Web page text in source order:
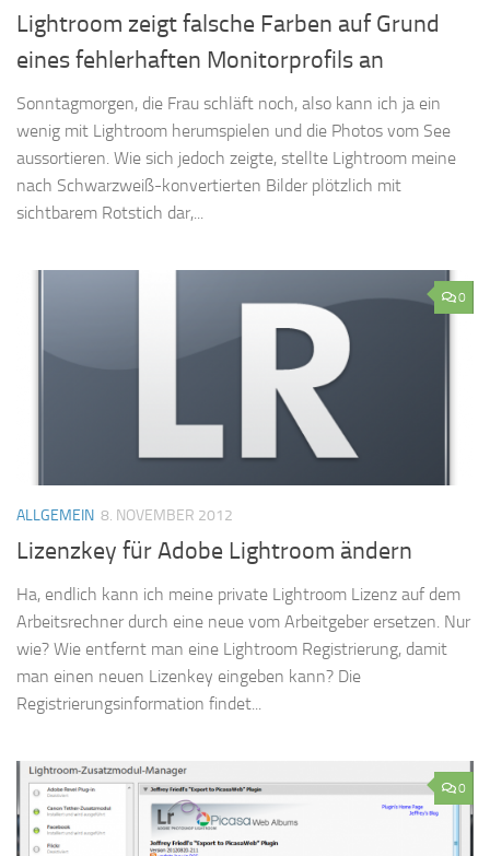
Lightroom zeigt falsche Farben auf Grund
eines fehlerhaften Monitorprofils an
Sonntagmorgen, die Frau schläft noch, also kann ich ja ein
wenig mit Lightroom herumspielen und die Photos vom See
aussortieren. Wie sich jedoch zeigte, stellte Lightroom meine
nach Schwarzweiß-konvertierten Bilder plötzlich mit
sichtbarem Rotstich dar,...
0
ALLGEMEIN 8. NOVEMBER 2012
Lizenzkey für Adobe Lightroom ändern
Ha, endlich kann ich meine private Lightroom Lizenz auf dem
Arbeitsrechner durch eine neue vom Arbeitgeber ersetzen. Nur
wie? Wie entfernt man eine Lightroom Registrierung, damit
man einen neuen Lizenkey eingeben kann? Die
Registrierungsinformation findet...
0